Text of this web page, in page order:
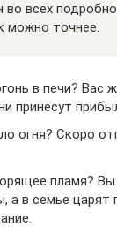
всех
можно точнее.
в печи? Вас
принесут
огня? Скоро
пламя? Вы
а в семье царят